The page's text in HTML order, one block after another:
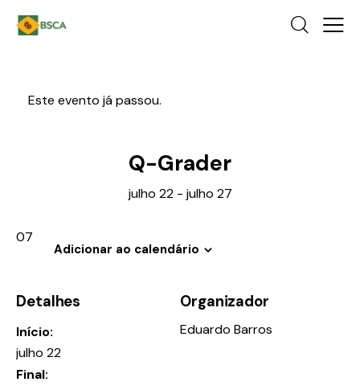
Este evento já passou.
Q-Grader
julho 22- julho 27
07
Adicionar ao calendário
Detalhes
Início:
julho 22
Final:
Organizador
Eduardo Barros